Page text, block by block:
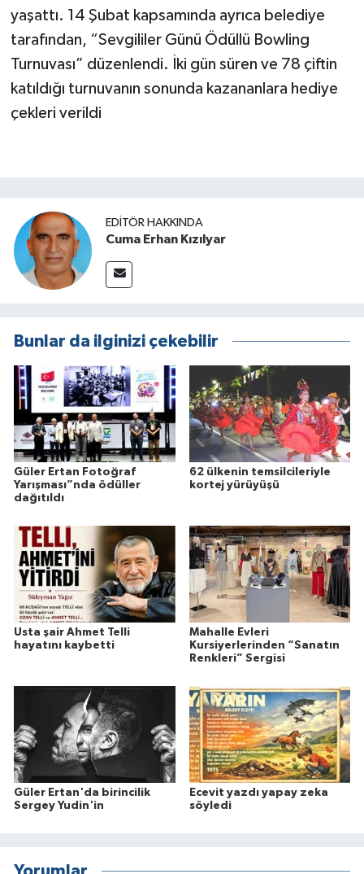
yaşattı. 14 Şubat kapsamında ayrıca belediye
tarafından, “Sevgililer Günü Ödüllü Bowling
Turnuvası” düzenlendi. İki gün süren ve 78 çiftin
katıldığı turnuvanın sonunda kazananlara hediye
çekleri verildi
EDITÖR HAKKINDA
Cuma Erhan Kızılyar
Bunlar da ilginizi çekebilir
Güler Ertan Fotoğraf
Yarışması”nda ödüller
dağıtıldı
62 ülkenin temsilcileriyle
kortej yürüyüşü
Usta şair Ahmet Telli
hayatını kaybetti
Mahalle Evleri
Kursiyerlerinden “Sanatın
Renkleri” Sergisi
Güler Ertan'da birincilik
Sergey Yudin'in
Ecevit yazdı yapay zeka
söyledi